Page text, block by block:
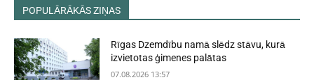
POPULĀRĀKĀS ZIŅAS
Rīgas Dzemdību namā slēdz stāvu, kurā
izvietotas ģimenes palātas
07.08.2026 13:57